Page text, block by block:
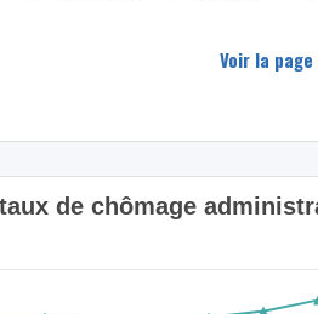
Voir la
de chômage